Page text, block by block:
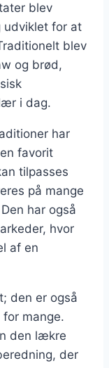
blev
udviklet for at
blev
og brød,
i dag.
har
favorit
tilpasses
på mange
har også
hvor
af en
den er også
mange.
den lækre
der